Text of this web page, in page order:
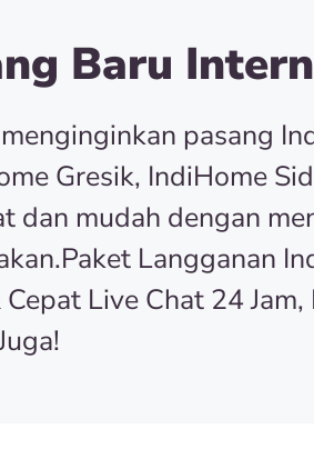
Baru
pasang
Gresik, IndiHome
dan mudah dengan
Langganan
Live Chat 24 Jam,